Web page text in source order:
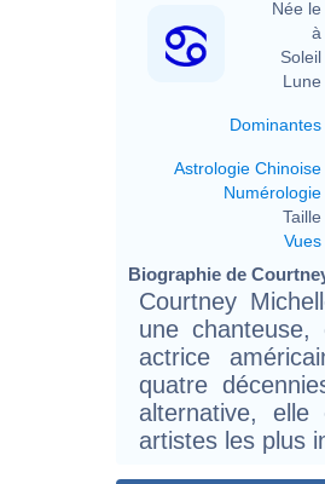
Née le
à
Soleil
Lune
Dominantes
Astrologie Chinoise
Numérologie
Taille
Vues
Biographie de
Courtney
une chanteuse,
actrice
quatre
alternative, elle
artistes les plus